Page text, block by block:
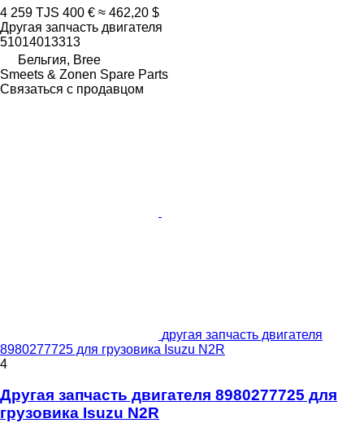
4 259 TJS 400 € ≈ 462,20 $
Другая запчасть двигателя
51014013313
Бельгия, Bree
Smeets & Zonen Spare Parts
Связаться с продавцом
другая запчасть двигателя
8980277725 для грузовика Isuzu N2R
4
Другая запчасть двигателя 8980277725 для
грузовика Isuzu N2R